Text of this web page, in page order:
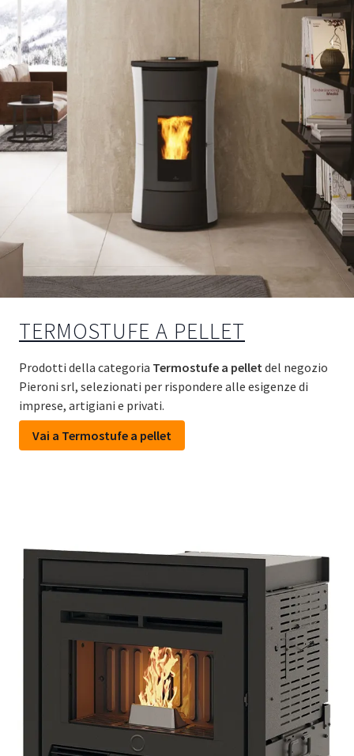
TERMOSTUFE A PELLET
Prodotti della categoria Termostufe a pellet del negozio
Pieroni srl, selezionati per rispondere alle esigenze di
imprese, artigiani e privati.
Vai a Termostufe a pellet